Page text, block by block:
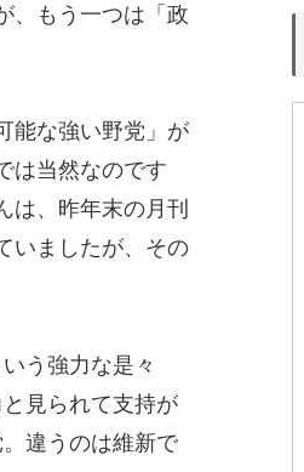
、もう一つは「政
能な強い野党」が
は当然なのです
は、昨年末の月刊
いましたが、その
う強力な是々
見られて支持が
違うのは維新で